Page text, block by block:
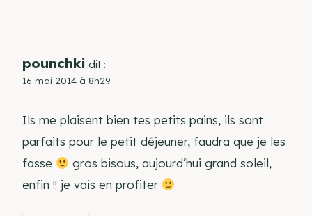
pounchki dit :
16 mai 2014 à 8h29
Ils me plaisent bien tes petits pains, ils sont
parfaits pour le petit déjeuner, faudra que je les
fasse
gros bisous, aujourd’hui grand soleil,
enfin !! je vais en profiter